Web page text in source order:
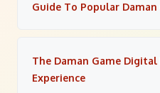
Guide To Popular
The Daman Game
Experience